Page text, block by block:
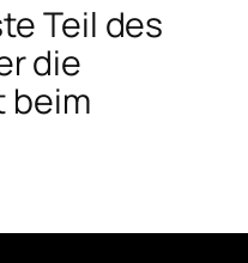
Teil des
die
beim